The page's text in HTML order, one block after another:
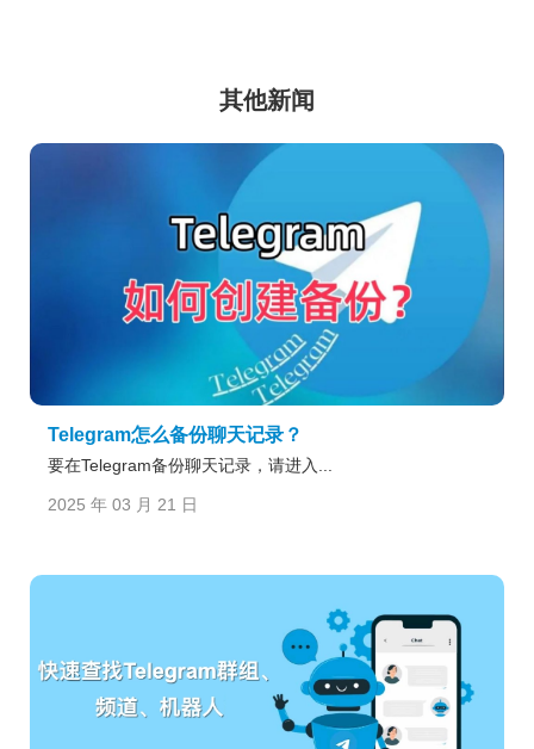
其他新闻
Telegram怎么备份聊天记录？
要在Telegram备份聊天记录，请进入...
2025 年 03 月 21 日